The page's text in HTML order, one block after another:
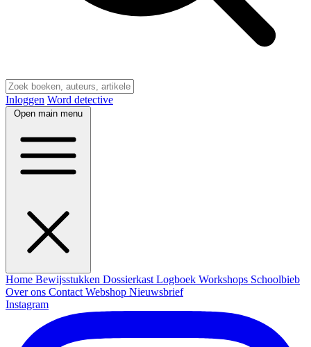
Inloggen Word detective
Open main menu
Home Bewijsstukken Dossierkast Logboek Workshops Schoolbieb
Over ons Contact Webshop Nieuwsbrief
Instagram